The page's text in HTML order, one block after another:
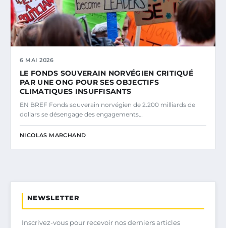
6 MAI 2026
LE FONDS SOUVERAIN NORVÉGIEN CRITIQUÉ
PAR UNE ONG POUR SES OBJECTIFS
CLIMATIQUES INSUFFISANTS
EN BREF Fonds souverain norvégien de 2.200 milliards de
dollars se désengage des engagements…
NICOLAS MARCHAND
NEWSLETTER
Inscrivez-vous pour recevoir nos derniers articles